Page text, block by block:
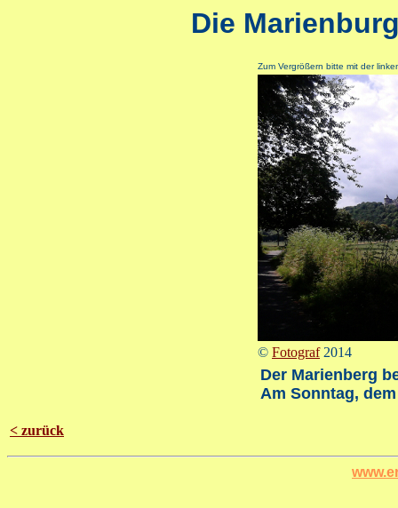
Die
Zum Vergrößern bitte mit der
© Fotograf2014
Der Marienberg
Am Sonntag,
< zurück